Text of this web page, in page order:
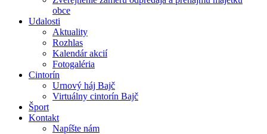
obce
Udalosti
Aktuality
Rozhlas
Kalendár akcií
Fotogaléria
Cintorín
Urnový háj Bajč
Virtuálny cintorín Bajč
Šport
Kontakt
Napíšte nám